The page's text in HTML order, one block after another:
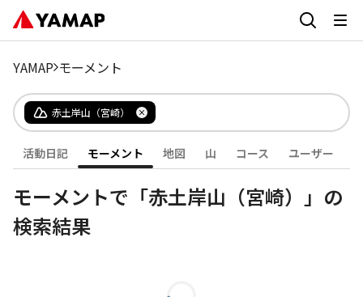
YAMAP モーメント
赤土岸山（宮崎）
活動日記 モーメント 地図 山 コース ユーザー
モーメントで「赤土岸山（宮崎）」の
検索結果